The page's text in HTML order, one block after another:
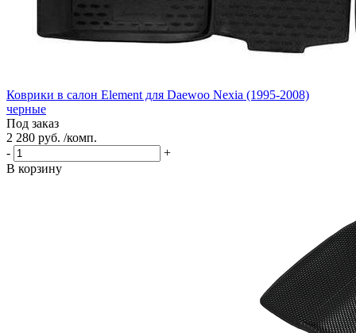
Коврики в салон Element для Daewoo Nexia (1995-2008)
черные
Под заказ
2 280 руб. /комп.
-
+
В корзину